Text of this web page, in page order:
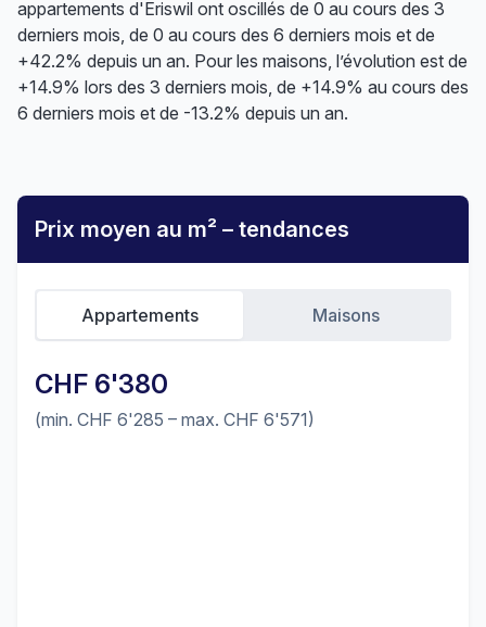
appartements d'Eriswil ont oscillés de 0 au cours des 3
derniers mois, de 0 au cours des 6 derniers mois et de
+42.2% depuis un an. Pour les maisons, l’évolution est de
+14.9% lors des 3 derniers mois, de +14.9% au cours des
6 derniers mois et de -13.2% depuis un an.
Prix moyen au m² – tendances
CHF 6'380
(min. CHF 6'285 – max. CHF 6'571)
Appartements Maisons